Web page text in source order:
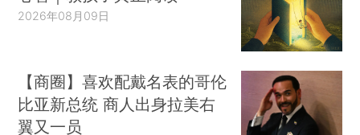
2026年08月09日
【商圈】喜欢配戴名表的哥伦
比亚新总统 商人出身拉美右
翼又一员